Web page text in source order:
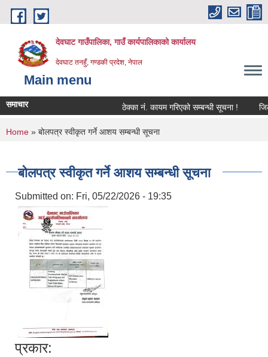
Skip to main content
देवघाट गाउँपालिका, गाउँ कार्यपालिकाको कार्यालय
देवघाट तनहुँ, गण्डकी प्रदेश, नेपाल
Main menu
समाचार ठेक्का नंं. कायम गरिएको सम्बन्धी सूचना !
You are here
Home » बोलपत्र स्वीकृत गर्ने आशय सम्बन्धी सूचना
बोलपत्र स्वीकृत गर्ने आशय सम्बन्धी सूचना
Submitted on: Fri, 05/22/2026 - 19:35
प्रकार: